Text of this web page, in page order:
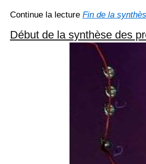
Continue la lecture Fin de la
Début de la synthèse des